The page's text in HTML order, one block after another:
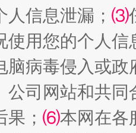
信息泄漏； ⑶
使用您的个人
脑病毒侵入或
公司网站和共
； ⑹本网在各